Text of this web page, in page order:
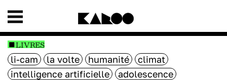
LIVRES
li-cam la volte humanité
climat
intelligence artificielle
adolescence